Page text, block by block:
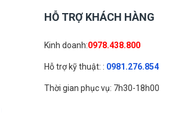
HỖ TRỢ KHÁCH HÀNG
Kinh doanh:0978.438.800
Hỗ trợ kỹ thuật: : 0981.276.854
Thời gian phục vụ: 7h30-18h00